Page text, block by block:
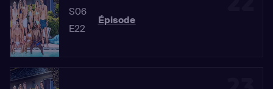
S06
E22
Épisode